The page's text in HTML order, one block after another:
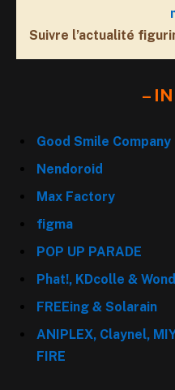
Suivre l’actualité
–
Good Smile Company
Nendoroid
Max Factory
figma
POP UP PARADE
Phat!, KDcolle &
FREEing & Solarain
ANIPLEX, Claynel,
FIRE